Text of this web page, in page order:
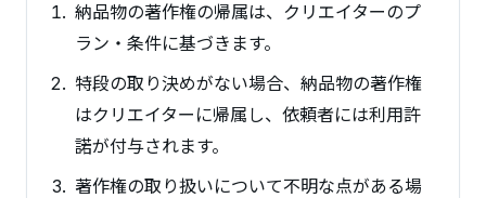
納品物の著作権の帰属は、クリエイターのプ
ラン・条件に基づきます。
特段の取り決めがない場合、納品物の著作権
はクリエイターに帰属し、依頼者には利用許
諾が付与されます。
著作権の取り扱いについて不明な点がある場